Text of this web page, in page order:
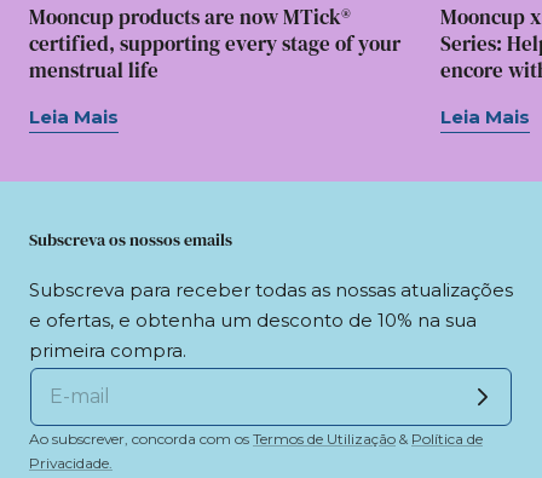
Mooncup products are now MTick®
certified, supporting every stage of your
menstrual life
Leia Mais
Mooncup
Series:
encore
Leia Mais
Subscreva os nossos emails
Subscreva para receber todas as nossas atualizações
e ofertas, e obtenha um desconto de 10% na sua
primeira compra.
Ao subscrever, concorda com os Termos de Utilização & Política de
Privacidade.